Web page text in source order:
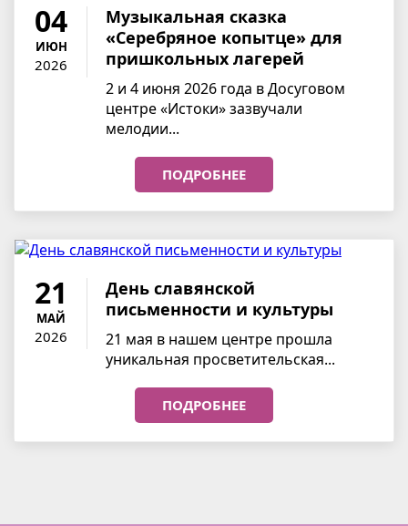
04
ИЮН
2026
Музыкальная сказка
«Серебряное копытце» для
пришкольных лагерей
2 и 4 июня 2026 года в Досуговом
центре «Истоки» зазвучали
мелодии...
ПОДРОБНЕЕ
21
МАЙ
2026
День славянской
письменности и культуры
21 мая в нашем центре прошла
уникальная просветительская...
ПОДРОБНЕЕ